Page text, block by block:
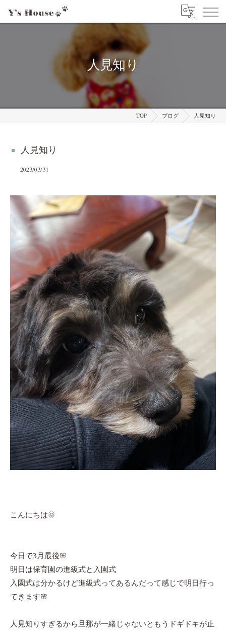
人見知り
TOP ブログ 人見知り
人見知り
2023/03/31
こんにちは🌞
今日で3月最後🌸
明日は保育園の進級式と入園式
入園式は分かるけど進級式ってあるんだって感じで明日行っ
てきます🌸
人見知りすぎるから旦那が一緒じゃないともうドギドキが止